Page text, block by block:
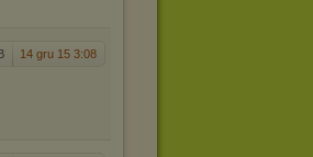
14 gru 15 3:08